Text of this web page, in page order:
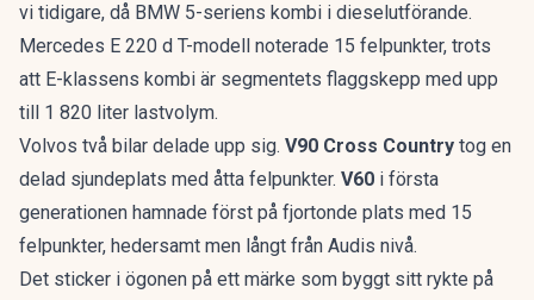
vi tidigare, då BMW 5-seriens kombi i dieselutförande.
Mercedes E 220 d T-modell noterade 15 felpunkter, trots
att E-klassens kombi är segmentets flaggskepp med upp
till 1 820 liter lastvolym.
Volvos två bilar delade upp sig. V90 Cross Country tog en
delad sjundeplats med åtta felpunkter. V60 i första
generationen hamnade först på fjortonde plats med 15
felpunkter, hedersamt men långt från Audis nivå.
Det sticker i ögonen på ett märke som byggt sitt rykte på